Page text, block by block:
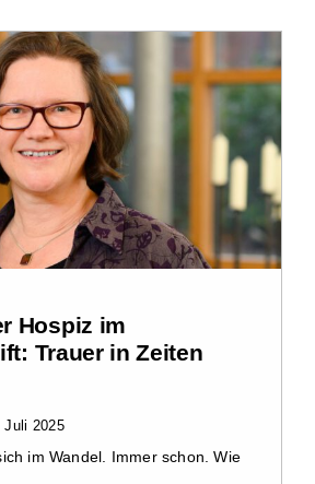
Hospiz im
Trauer in Zeiten
Juli 2025
im Wandel. Immer schon. Wie